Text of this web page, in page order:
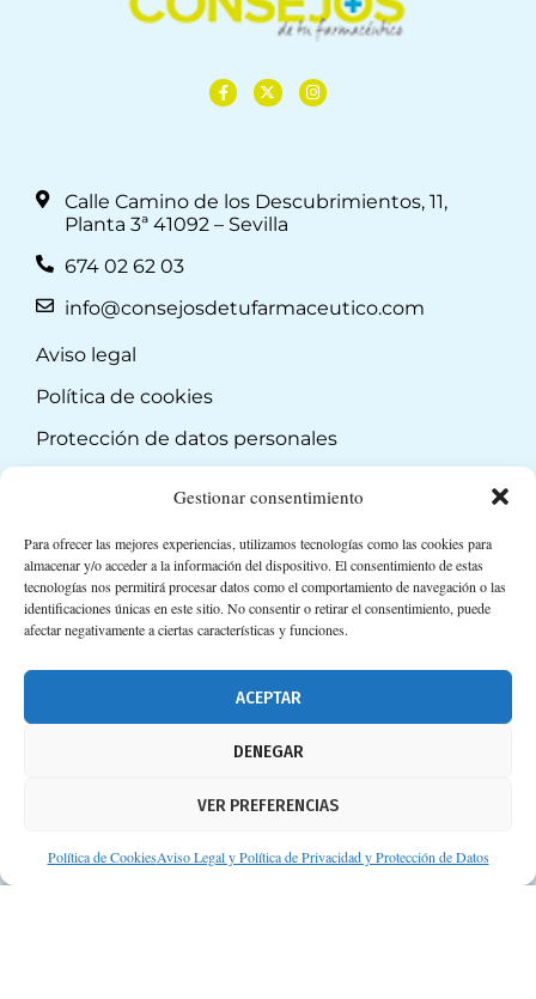
Gestionar consentimiento
Para ofrecer las mejores experiencias, utilizamos tecnologías como las cookies para
almacenar y/o acceder a la información del dispositivo. El consentimiento de estas
tecnologías nos permitirá procesar datos como el comportamiento de navegación o las
identificaciones únicas en este sitio. No consentir o retirar el consentimiento, puede
afectar negativamente a ciertas características y funciones.
ACEPTAR
DENEGAR
VER PREFERENCIAS
Política de CookiesAviso Legal y Política de Privacidad y Protección de Datos
Calle Camino de los Descubrimientos, 11,
Planta 3ª 41092 – Sevilla
674 02 62 03
info@consejosdetufarmaceutico.com
Aviso legal
Política de cookies
Protección de datos personales